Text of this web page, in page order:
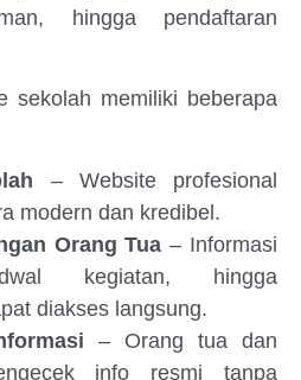
hingga pendaftaran
sekolah memiliki beberapa
– Website profesional
modern dan kredibel.
Orang Tua – Informasi
kegiatan, hingga
diakses langsung.
– Orang tua dan
info resmi tanpa